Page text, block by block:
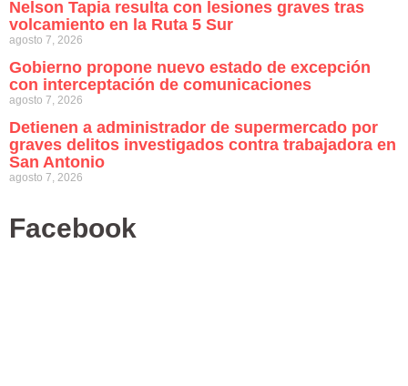
Nelson Tapia resulta con lesiones graves tras
volcamiento en la Ruta 5 Sur
agosto 7, 2026
Gobierno propone nuevo estado de excepción
con interceptación de comunicaciones
agosto 7, 2026
Detienen a administrador de supermercado por
graves delitos investigados contra trabajadora en
San Antonio
agosto 7, 2026
Facebook